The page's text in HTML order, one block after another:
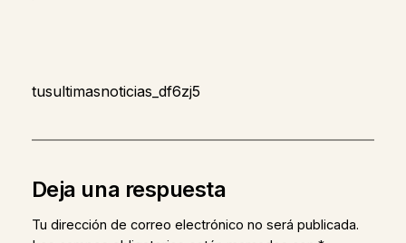
tusultimasnoticias_df6zj5
Deja una respuesta
Tu dirección de correo electrónico no será publicada.